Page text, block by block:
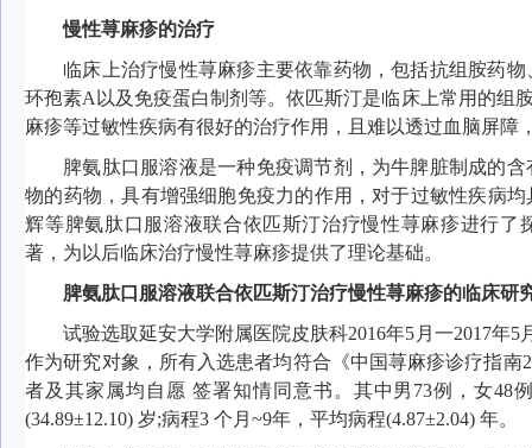
慢性荨麻疹的治疗
临床上治疗慢性荨麻疹主要依靠药物，包括抗组胺药
环孢素A以及免疫蛋白制剂等。依匹斯汀是临床上常用的组
麻疹等过敏性疾病有很好的治疗作用，且难以透过血脑屏障
脾氨肽口服溶液是一种免疫调节剂，为牛脾脏制成的
物的药物，具有增强细胞免疫力的作用，对于过敏性疾病
辉等脾氨肽口服溶液联合依匹斯汀治疗慢性荨麻疹进行了
著，为以后临床治疗慢性荨麻疹提供了理论基础。
脾氨肽口服溶液联合依匹斯汀治疗慢性荨麻疹的临床研
试验选取延安大学附属医院皮肤科2016年5月一2017年5
作为研究对象，所有入选患者均符合《中国荨麻疹诊疗指南
者及其家属均自愿 签署知情同意书。其中男73例，女48
(34.89±12.10) 岁;病程3 个月~9年，平均病程(4.87±2.04) 年。